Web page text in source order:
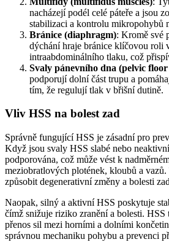
nacházejí podél celé páteře a jsou
stabilizaci a kontrolu mikropohybů
Bránice (diaphragm): Kromě své
dýchání hraje bránice klíčovou roli
intraabdominálního tlaku, což
Svaly pánevního dna (pelvic floor
podporují dolní část trupu a
tím, že regulují tlak v břišní dutině.
Vliv HSS na bolest zad
Správně fungující HSS je zásadní pro
Když jsou svaly HSS slabé nebo
podporována, což může vést k
meziobratlových plotének, kloubů a
způsobit degenerativní změny a bolesti
Naopak, silný a aktivní HSS poskytuje
čímž snižuje riziko zranění a bolesti.
přenos sil mezi horními a dolními
správnou mechaniku pohybu a prevenci